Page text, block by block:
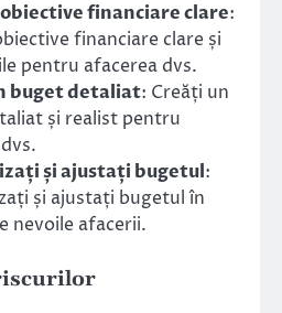
financiare clare:
financiare clare și
pentru afacerea dvs.
buget detaliat: Creăți un
și realist pentru
și ajustați bugetul:
și ajustați bugetul în
nevoile afacerii.